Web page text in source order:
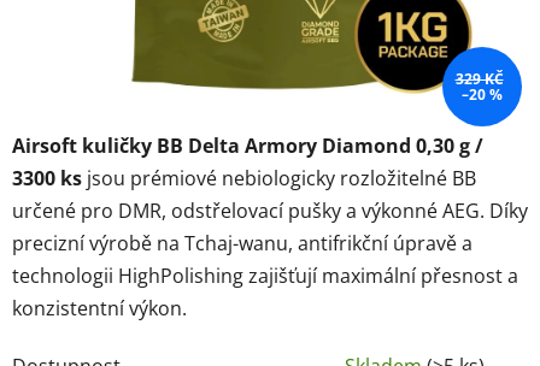
Airsoft kuličky BB Delta Armory Diamond 0,30 g /
3300 ks jsou prémiové nebiologicky rozložitelné BB
určené pro DMR, odstřelovací pušky a výkonné AEG. Díky
precizní výrobě na Tchaj-wanu, antifrikční úpravě a
technologii HighPolishing zajišťují maximální přesnost a
konzistentní výkon.
329 KČ
–20 %